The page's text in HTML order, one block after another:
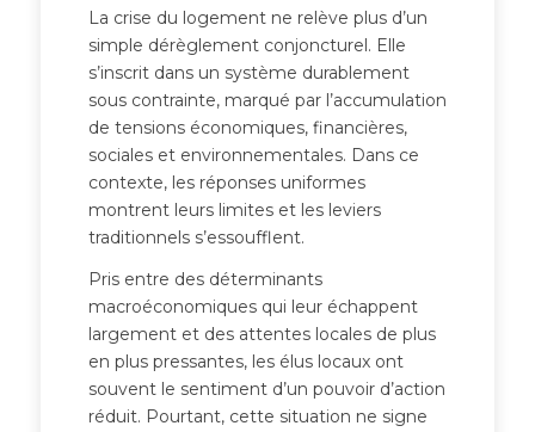
La crise du logement ne relève plus d’un
simple dérèglement conjoncturel. Elle
s’inscrit dans un système durablement
sous contrainte, marqué par l’accumulation
de tensions économiques, financières,
sociales et environnementales. Dans ce
contexte, les réponses uniformes
montrent leurs limites et les leviers
traditionnels s’essoufflent.
Pris entre des déterminants
macroéconomiques qui leur échappent
largement et des attentes locales de plus
en plus pressantes, les élus locaux ont
souvent le sentiment d’un pouvoir d’action
réduit. Pourtant, cette situation ne signe